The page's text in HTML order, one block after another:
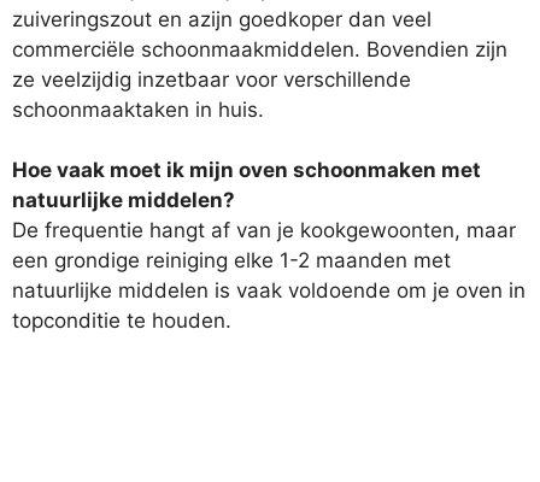
zuiveringszout en azijn goedkoper dan veel
commerciële schoonmaakmiddelen. Bovendien zijn
ze veelzijdig inzetbaar voor verschillende
schoonmaaktaken in huis.
Hoe vaak moet ik mijn oven schoonmaken met
natuurlijke middelen?
De frequentie hangt af van je kookgewoonten, maar
een grondige reiniging elke 1-2 maanden met
natuurlijke middelen is vaak voldoende om je oven in
topconditie te houden.